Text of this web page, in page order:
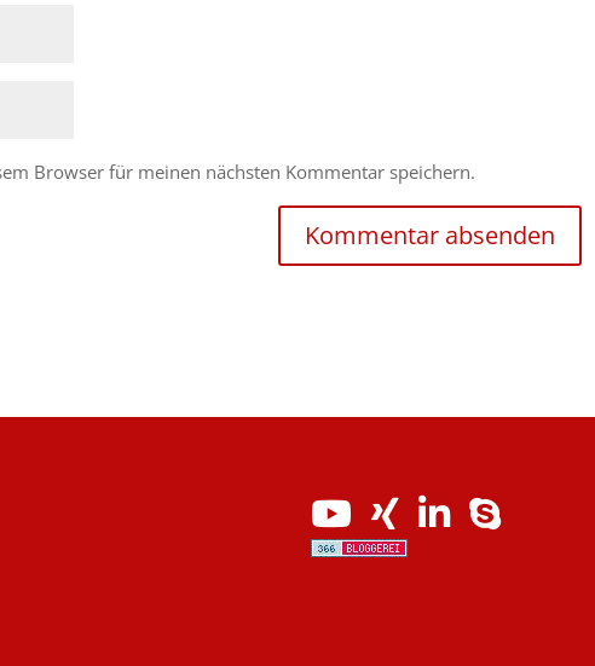
Browser für meinen nächsten Kommentar speichern.